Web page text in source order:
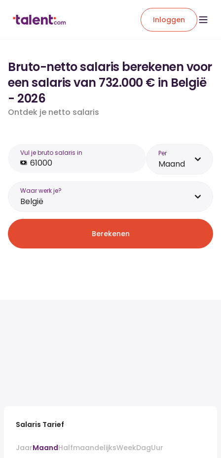
Inloggen
Bruto-netto salaris berekenen voor
een salaris van 732.000 € in België
- 2026
Ontdek je netto salaris
Vul je bruto salaris in Per
Maand
Waar werk je?
België
Berekenen
Salaris Tarief
JaarMaandHalfmaandelijksWeekDagUur